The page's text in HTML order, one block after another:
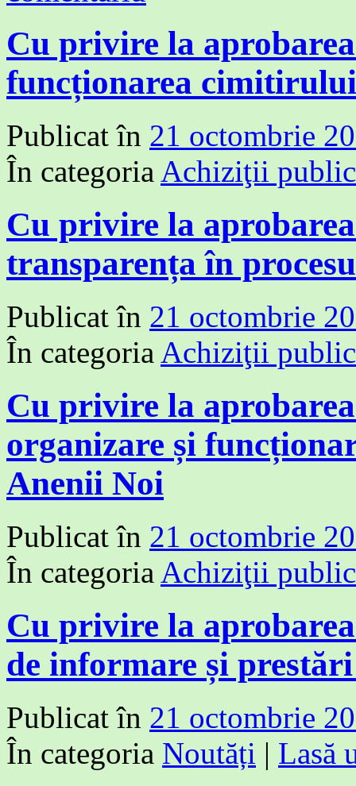
Cu privire la
funcționarea
Publicat în 21 octombrie
În categoria Achiziţii
Cu privire la
transparența în
Publicat în 21 octombrie
În categoria Achiziţii
Cu privire la
organizare și
Anenii Noi
Publicat în 21 octombrie
În categoria Achiziţii
Cu privire la
de informare și
Publicat în 21 octombrie
În categoria Noutăți | Lasă